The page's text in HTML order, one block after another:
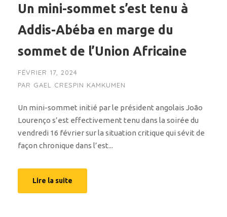
Un mini-sommet s’est tenu à
Addis-Abéba en marge du
sommet de l’Union Africaine
FÉVRIER 17, 2024
PAR GAEL CRESPIN KAMKUMEN
Un mini-sommet initié par le président angolais João
Lourenço s’est effectivement tenu dans la soirée du
vendredi 16 février sur la situation critique qui sévit de
façon chronique dans l’est...
Lire la suite